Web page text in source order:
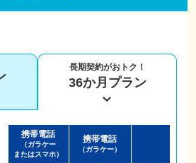
長期契約がおトク！
36か月プラン
携帯電話
（ガラケー
またはスマホ）
携帯電話
（ガラケー）